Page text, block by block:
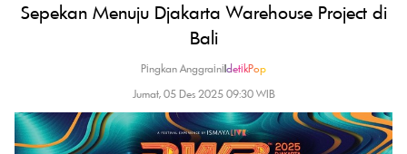
Sepekan Menuju Djakarta Warehouse Project di
Bali
Pingkan Anggraini|detikPop
Jumat, 05 Des 2025 09:30 WIB